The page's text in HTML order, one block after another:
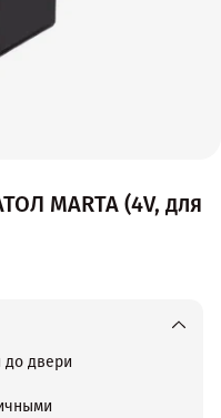
MARTA (4V, для
до двери